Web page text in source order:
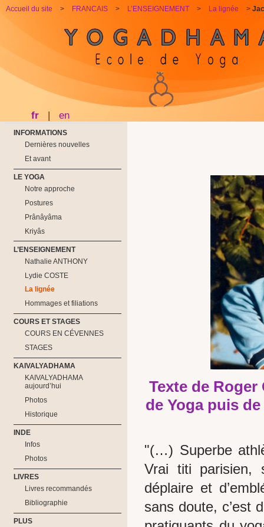
Accueil du site > FRANCAIS > L’ENSEIGNEMENT > La lignée >
fr | en
Texte de
de Yoga puis
"(…) Superbe
Vrai titi parisien,
déplaire et
sans doute, c’est
INFORMATIONS
Dernières nouvelles
Et avant
LE YOGA
Notre approche
Postures
Prânâyâma
Kriyâs
L’ENSEIGNEMENT
Nathalie ANTHONY
Lydie COSTE
La lignée
Hommages et filiations
COURS ET STAGES
COURS EN CÉVENNES
STAGES
KAIVALYADHAMA
KAIVALYADHAMA
aujourd’hui
Photos
Historique
INDE
Infos
Photos
LIVRES
Livres recommandés
Bibliographie
PLUS